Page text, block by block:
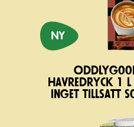
havredryck 1 l
inget tillsatt